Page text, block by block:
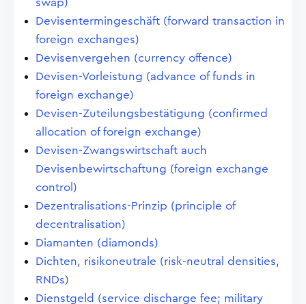
swap)
Devisentermingeschäft (forward transaction in
foreign exchanges)
Devisenvergehen (currency offence)
Devisen-Vorleistung (advance of funds in
foreign exchange)
Devisen-Zuteilungsbestätigung (confirmed
allocation of foreign exchange)
Devisen-Zwangswirtschaft auch
Devisenbewirtschaftung (foreign exchange
control)
Dezentralisations-Prinzip (principle of
decentralisation)
Diamanten (diamonds)
Dichten, risikoneutrale (risk-neutral densities,
RNDs)
Dienstgeld (service discharge fee; military